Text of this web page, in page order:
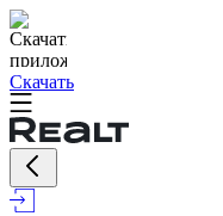
Скачать